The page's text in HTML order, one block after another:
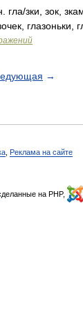
гла/зки, зок,
глазоньки,
→
Реклама на сайте
сделанные на PHP,